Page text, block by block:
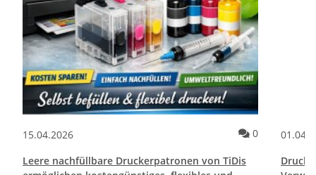
15.04.2026 Kommentare
0
Leere nachfüllbare Druckerpatronen von TiDis